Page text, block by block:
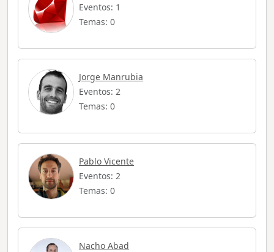
Eventos: 1
Temas: 0
Jorge Manrubia
Eventos: 2
Temas: 0
Pablo Vicente
Eventos: 2
Temas: 0
Nacho Abad